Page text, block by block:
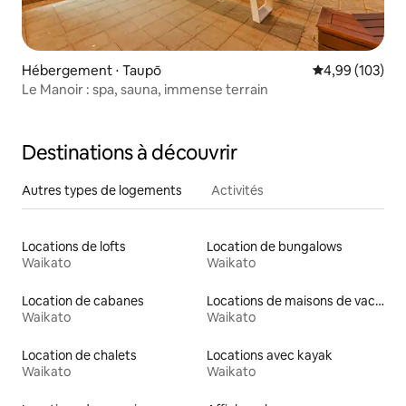
Hébergement ⋅ Taupō Évaluation
4,99 (103)
Le Manoir : spa, sauna, immense terrain
Destinations à découvrir
Autres types de logements Activités
Locations de lofts
Waikato
Location de bungalows
Waikato
Location de cabanes
Waikato
Locations de maisons de vacances
Waikato
Location de chalets
Waikato
Locations avec kayak
Waikato